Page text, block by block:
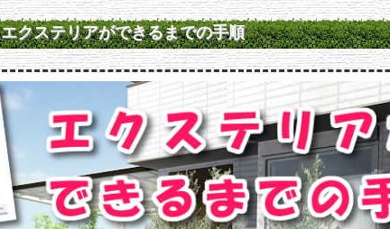
エクステリアができるまでの手順